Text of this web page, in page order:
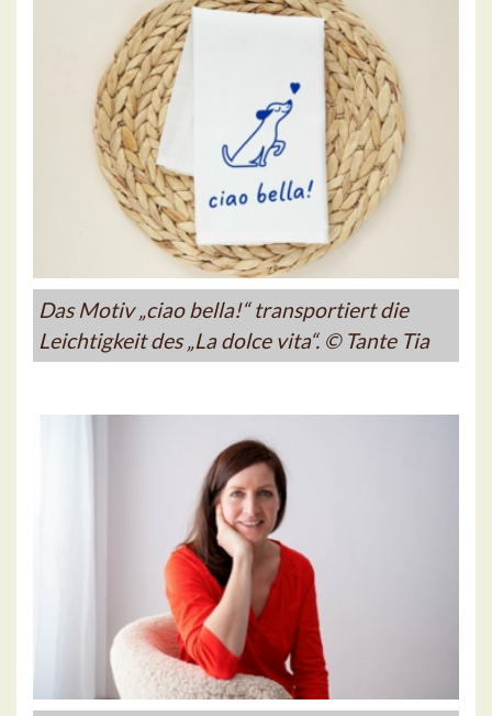
Das Motiv „ciao bella!“ transportiert die
Leichtigkeit des „La dolce vita“. © Tante Tia